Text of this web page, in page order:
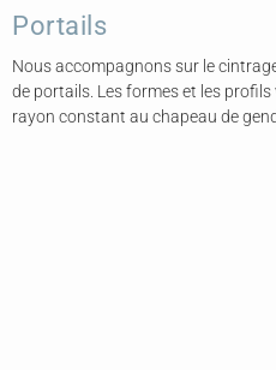
Portails
Nous accompagnons sur le
de portails. Les formes et les profils
rayon constant au chapeau de